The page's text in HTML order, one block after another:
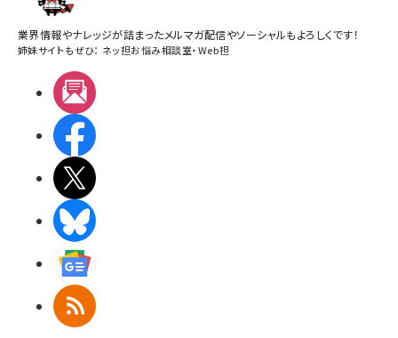
業界情報やナレッジが詰まったメルマガ配信やソーシャルもよろしくです！
姉妹サイトもぜひ： ネッ担お悩み相談室・Web担
RSS